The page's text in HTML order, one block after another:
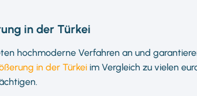
in der Türkei
hochmoderne Verfahren an und
in der Türkei im Vergleich zu vielen